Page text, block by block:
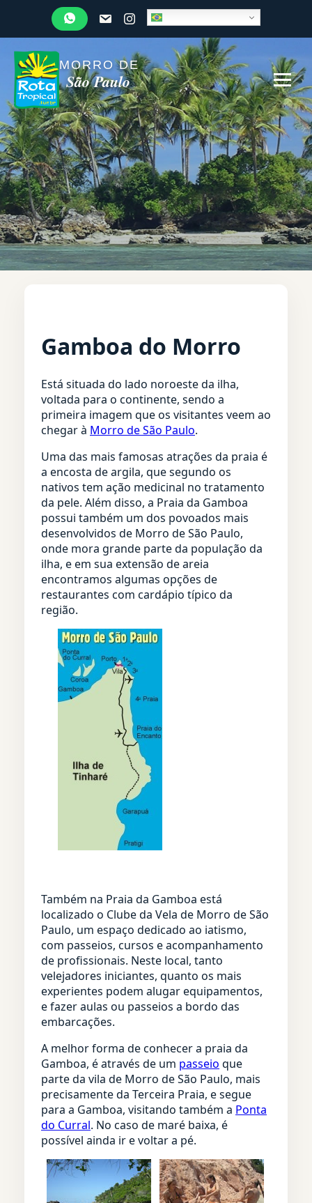
MORRO DE
São Paulo
Gamboa do Morro
Está situada do lado noroeste da ilha,
voltada para o continente, sendo a
primeira imagem que os visitantes veem ao
chegar à Morro de São Paulo.
Uma das mais famosas atrações da praia é
a encosta de argila, que segundo os
nativos tem ação medicinal no tratamento
da pele. Além disso, a Praia da Gamboa
possui também um dos povoados mais
desenvolvidos de Morro de São Paulo,
onde mora grande parte da população da
ilha, e em sua extensão de areia
encontramos algumas opções de
restaurantes com cardápio típico da
região.
Também na Praia da Gamboa está
localizado o Clube da Vela de Morro de São
Paulo, um espaço dedicado ao iatismo,
com passeios, cursos e acompanhamento
de profissionais. Neste local, tanto
velejadores iniciantes, quanto os mais
experientes podem alugar equipamentos,
e fazer aulas ou passeios a bordo das
embarcações.
A melhor forma de conhecer a praia da
Gamboa, é através de um passeio que
parte da vila de Morro de São Paulo, mais
precisamente da Terceira Praia, e segue
para a Gamboa, visitando também a Ponta
do Curral. No caso de maré baixa, é
possível ainda ir e voltar a pé.